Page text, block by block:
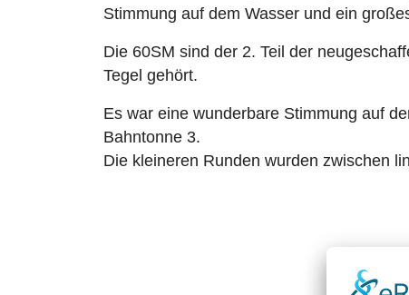
Stimmung auf dem Wasser und ein
Die 60SM sind der 2. Teil der
Tegel gehört.
Es war eine wunderbare Stimmung auf
Bahntonne 3.
Die kleineren Runden wurden zwischen